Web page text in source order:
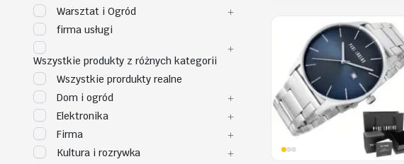
Warsztat i Ogród
firma usługi
Wszystkie produkty z różnych kategorii
Wszystkie prordukty realne
Dom i ogród
Elektronika
Firma
Kultura i rozrywka